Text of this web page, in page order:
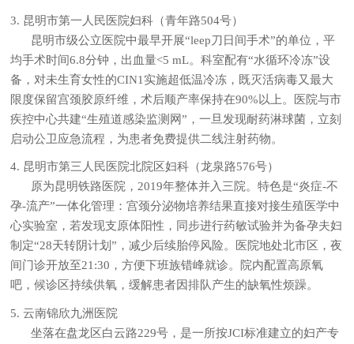
3. 昆明市第一人民医院妇科（青年路504号）
昆明市级公立医院中最早开展“leep刀日间手术”的单位，平
均手术时间6.8分钟，出血量<5 mL。科室配有“水循环冷冻”设
备，对未生育女性的CIN1实施超低温冷冻，既灭活病毒又最大
限度保留宫颈胶原纤维，术后顺产率保持在90%以上。医院与市
疾控中心共建“生殖道感染监测网”，一旦发现耐药淋球菌，立刻
启动公卫应急流程，为患者免费提供二线注射药物。
4. 昆明市第三人民医院北院区妇科（龙泉路576号）
原为昆明铁路医院，2019年整体并入三院。特色是“炎症-不
孕-流产”一体化管理：宫颈分泌物培养结果直接对接生殖医学中
心实验室，若发现支原体阳性，同步进行药敏试验并为备孕夫妇
制定“28天转阴计划”，减少后续胎停风险。医院地处北市区，夜
间门诊开放至21:30，方便下班族错峰就诊。院内配置高原氧
吧，候诊区持续供氧，缓解患者因排队产生的缺氧性烦躁。
5. 云南锦欣九洲医院
坐落在盘龙区白云路229号，是一所按JCI标准建立的妇产专